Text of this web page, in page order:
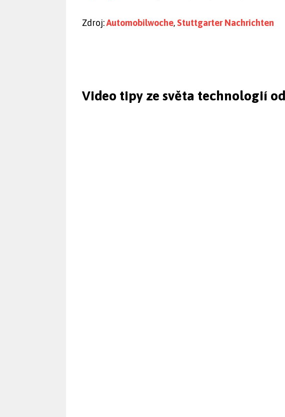
Zdroj:Automobilwoche, Stuttgarter Nachrichten
Video tipy ze světa technologií